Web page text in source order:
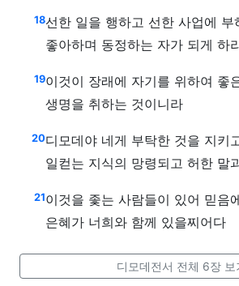
18선한 일을 행하고 선한 사업에 부
좋아하며 동정하는 자가 되게 하
19이것이 장래에 자기를 위하여 좋
생명을 취하는 것이니라
20디모데야 네게 부탁한 것을 지키
일컫는 지식의 망령되고 허한 말
21이것을 좇는 사람들이 있어 믿음
은혜가 너희와 함께 있을찌어다
디모데전서 전체 6장 보